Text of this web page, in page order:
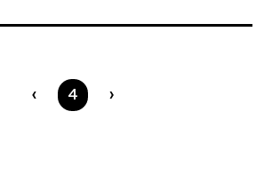
Ste na strane
4